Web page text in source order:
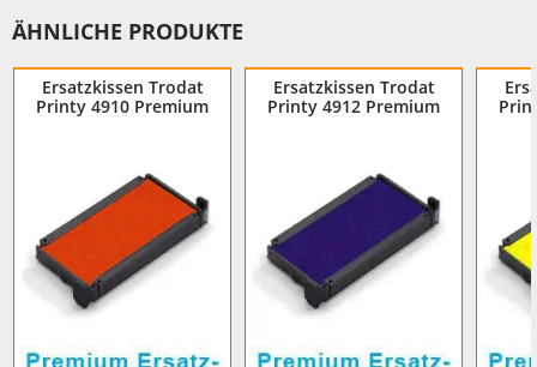
ÄHNLICHE PRODUKTE
Ersatzkissen Trodat
Printy 4910 Premium
Ersatzkissen Trodat
Printy 4912 Premium